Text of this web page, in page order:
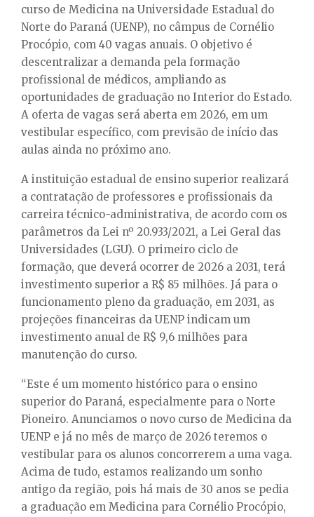
curso de Medicina na Universidade Estadual do
Norte do Paraná (UENP), no câmpus de Cornélio
Procópio, com 40 vagas anuais. O objetivo é
descentralizar a demanda pela formação
profissional de médicos, ampliando as
oportunidades de graduação no Interior do Estado.
A oferta de vagas será aberta em 2026, em um
vestibular específico, com previsão de início das
aulas ainda no próximo ano.
A instituição estadual de ensino superior realizará
a contratação de professores e profissionais da
carreira técnico-administrativa, de acordo com os
parâmetros da Lei nº 20.933/2021, a Lei Geral das
Universidades (LGU). O primeiro ciclo de
formação, que deverá ocorrer de 2026 a 2031, terá
investimento superior a R$ 85 milhões. Já para o
funcionamento pleno da graduação, em 2031, as
projeções financeiras da UENP indicam um
investimento anual de R$ 9,6 milhões para
manutenção do curso.
“Este é um momento histórico para o ensino
superior do Paraná, especialmente para o Norte
Pioneiro. Anunciamos o novo curso de Medicina da
UENP e já no mês de março de 2026 teremos o
vestibular para os alunos concorrerem a uma vaga.
Acima de tudo, estamos realizando um sonho
antigo da região, pois há mais de 30 anos se pedia
a graduação em Medicina para Cornélio Procópio,